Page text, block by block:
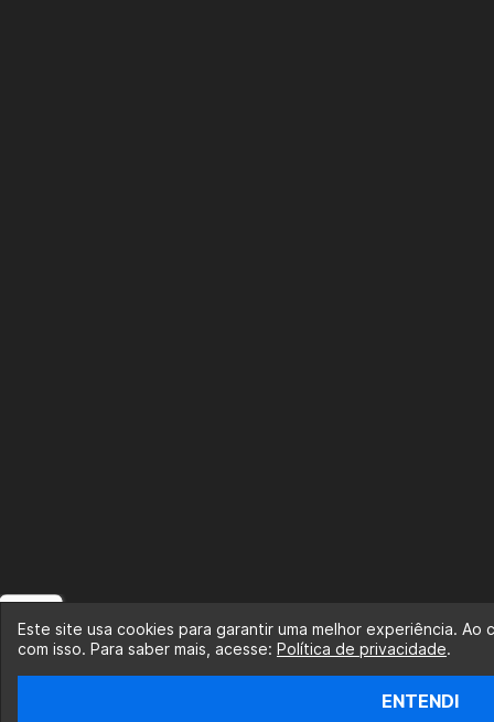
Este site usa cookies para garantir uma melhor experiência.
com isso. Para saber mais, acesse: Política de privacidade.
ENTENDI